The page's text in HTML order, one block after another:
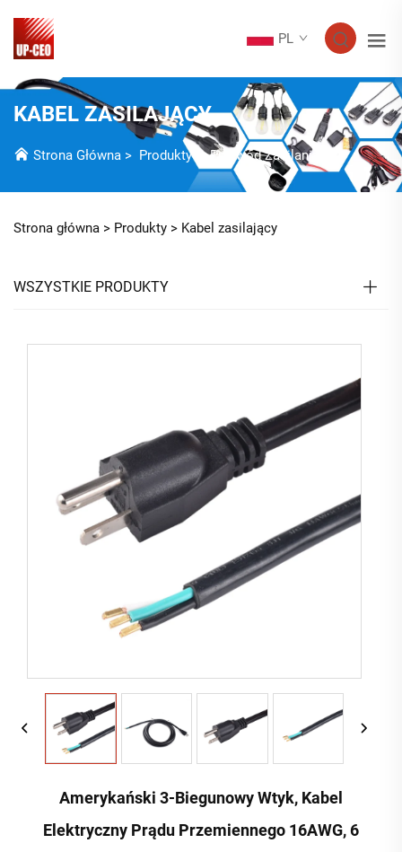
PL
KABEL ZASILAJĄCY
Strona Główna > Produkty>Przewód Zasilania
Strona główna > Produkty > Kabel zasilający
WSZYSTKIE PRODUKTY
Amerykański 3-Biegunowy Wtyk, Kabel
Elektryczny Prądu Przemiennego 16AWG, 6